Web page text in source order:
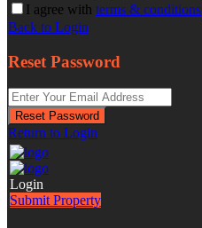
I agree with terms & conditions
Back to Login
Reset Password
Reset Password
Return to Login
Login
Submit Property